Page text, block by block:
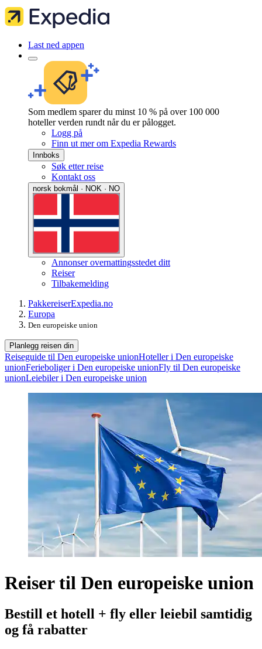
Last ned appen
Som medlem sparer du minst 10 % på over 100 000
hoteller verden rundt når du er pålogget.
Logg på
Finn ut mer om Expedia Rewards
Innboks
Søk etter reise
Kontakt oss
norsk bokmål · NOK · NO
Annonser overnattingsstedet ditt
Reiser
Tilbakemelding
PakkereiserExpedia.no
Europa
Den europeiske union
Planlegg reisen din
Reiseguide til Den europeiske unionHoteller i Den europeiske
unionFerieboliger i Den europeiske unionFly til Den europeiske
unionLeiebiler i Den europeiske union
Reiser til Den europeiske union
Bestill et hotell + fly eller leiebil samtidig
og få rabatter